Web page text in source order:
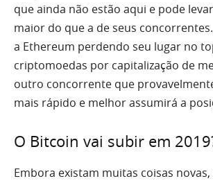
que ainda não estão aqui e pode
maior do que a de seus
a Ethereum perdendo seu lugar no
criptomoedas por capitalização de
outro concorrente que
mais rápido e melhor assumirá a
O Bitcoin vai subir em
Embora existam muitas coisas